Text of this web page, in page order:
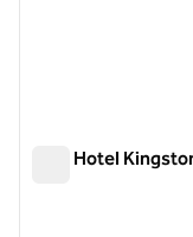
ROK Hotel